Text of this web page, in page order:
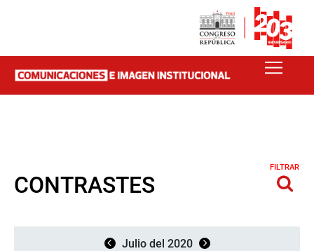
CONTRASTES
FILTRAR
Julio del 2020